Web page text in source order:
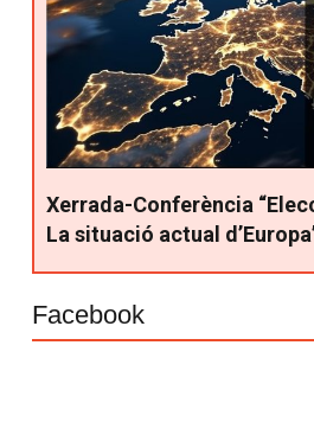
Xerrada-Conferència
La situació actual
Facebook